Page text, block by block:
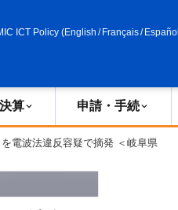
ICT Policy (English / Français/ Español
算 申請・手続
電波法違反容疑で摘発 ＜岐阜県